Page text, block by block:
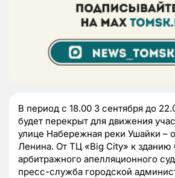
В период с 18.00 3 сентября до
будет перекрыт для движения
улице Набережная реки Ушайки –
Ленина. От ТЦ «Big City» к
арбитражного апелляционного
пресс-служба городской